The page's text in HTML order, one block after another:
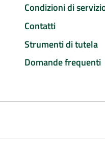
Condizioni di
Contatti
Strumenti di tutela
Domande frequenti